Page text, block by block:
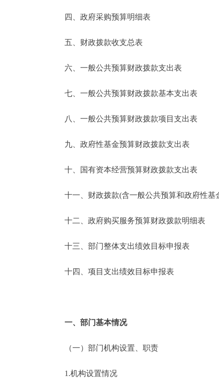
北京概况
绿色北京
ENGLISH
四、政府采购预算明细表
五、财政拨款收支总表
六、一般公共预算财政拨款支出表
七、一般公共预算财政拨款基本支出表
八、一般公共预算财政拨款项目支出表
九、政府性基金预算财政拨款支出表
十、国有资本经营预算财政拨款支出表
十一、财政拨款(含一般公共预算和政府性基
十二、政府购买服务预算财政拨款明细表
十三、部门整体支出绩效目标申报表
十四、项目支出绩效目标申报表
一、部门基本情况
（一）部门机构设置、职责
1.机构设置情况